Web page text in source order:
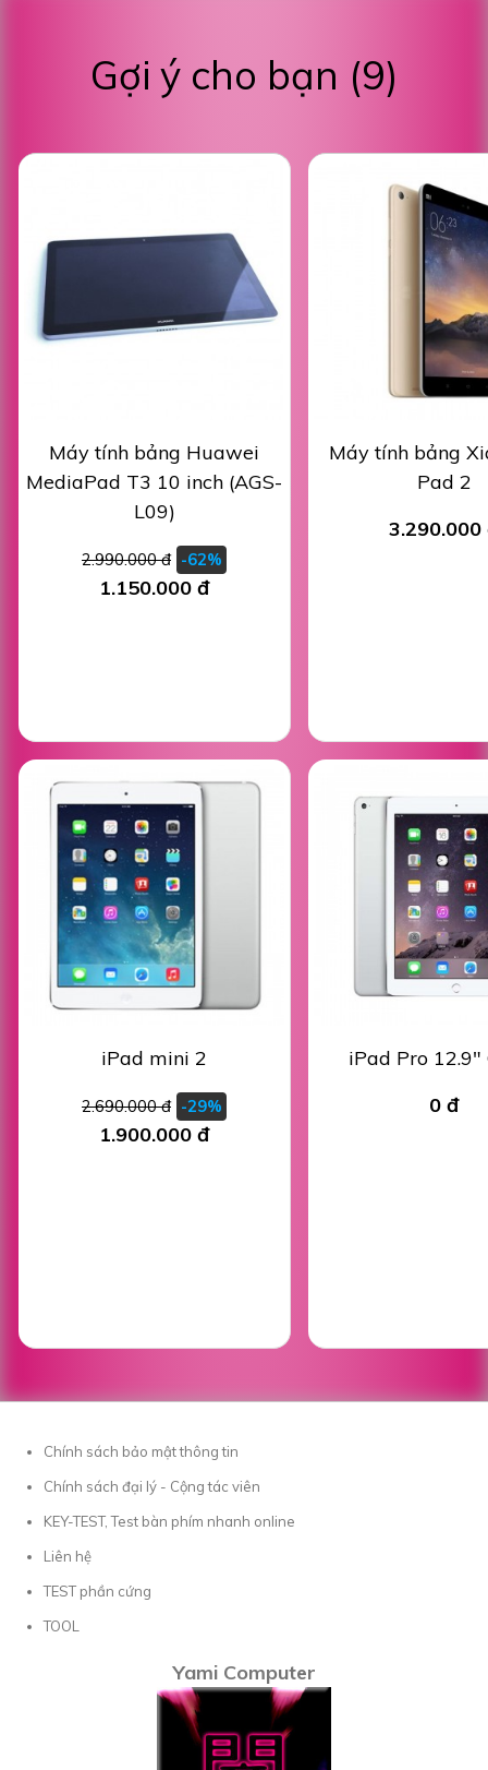
Gợi ý cho bạn (9)
Máy tính bảng Huawei
MediaPad T3 10 inch (AGS-
L09)
2.990.000 đ -62%
1.150.000 đ
Máy tính bảng
Pad 2
3.290.000
iPad mini 2
2.690.000 đ -29%
1.900.000 đ
iPad Pro 12.9"
0 đ
Chính sách bảo mật thông tin
Chính sách đại lý - Cộng tác viên
KEY-TEST, Test bàn phím nhanh online
Liên hệ
TEST phần cứng
TOOL
Yami Computer